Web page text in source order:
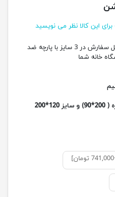
این کالا نظر می نویسید
روتختی سفید طوسی (دو طرفه) قابل سفارش در 3 سایز با پارچه ضد
خانه شما